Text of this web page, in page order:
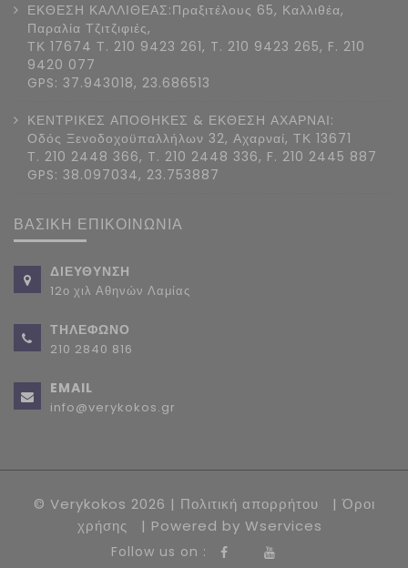
ΕΚΘΕΣΗ ΚΑΛΛΙΘΕΑΣ:Πραξιτέλους 65, Καλλιθέα,
Παραλία Τζιτζιφιές,
ΤΚ 17674 Τ. 210 9423 261, T. 210 9423 265, F. 210
9420 077
GPS: 37.943018, 23.686513
ΚΕΝΤΡΙΚΕΣ ΑΠΟΘΗΚΕΣ & ΕΚΘΕΣΗ ΑΧΑΡΝΑΙ:
Οδός Ξενοδοχοϋπαλλήλων 32, Αχαρναί, ΤΚ 13671
Τ. 210 2448 366, T. 210 2448 336, F. 210 2445 887
GPS: 38.097034, 23.753887
ΒΑΣΙΚΗ ΕΠΙΚΟΙΝΩΝΙΑ
ΔΙΕΥΘΥΝΣΗ
12ο χιλ Αθηνών Λαμίας
ΤΗΛΕΦΩΝΟ
210 2840 816
EMAIL
info@verykokos.gr
© Verykokos 2026 | Πολιτική απορρήτου |Όροι
χρήσης
| Powered by Wservices
Follow us on :